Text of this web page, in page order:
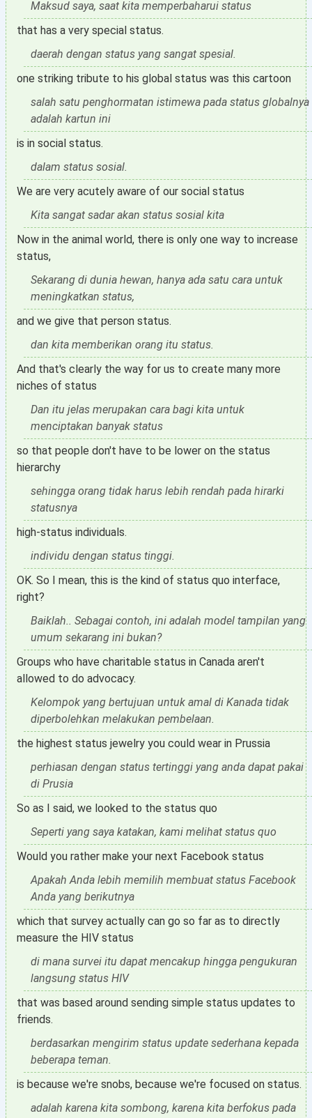
Maksud saya, saat kita memperbaharui status
that has a very special status.
daerah dengan status yang sangat spesial.
one striking tribute to his global status was this cartoon
salah satu penghormatan istimewa pada status globalnya
adalah kartun ini
is in social status.
dalam status sosial.
We are very acutely aware of our social status
Kita sangat sadar akan status sosial kita
Now in the animal world, there is only one way to increase
status,
Sekarang di dunia hewan, hanya ada satu cara untuk
meningkatkan status,
and we give that person status.
dan kita memberikan orang itu status.
And that's clearly the way for us to create many more
niches of status
Dan itu jelas merupakan cara bagi kita untuk
menciptakan banyak status
so that people don't have to be lower on the status
hierarchy
sehingga orang tidak harus lebih rendah pada hirarki
statusnya
high-status individuals.
individu dengan status tinggi.
OK. So I mean, this is the kind of status quo interface,
right?
Baiklah.. Sebagai contoh, ini adalah model tampilan yang
umum sekarang ini bukan?
Groups who have charitable status in Canada aren't
allowed to do advocacy.
Kelompok yang bertujuan untuk amal di Kanada tidak
diperbolehkan melakukan pembelaan.
the highest status jewelry you could wear in Prussia
perhiasan dengan status tertinggi yang anda dapat pakai
di Prusia
So as I said, we looked to the status quo
Seperti yang saya katakan, kami melihat status quo
Would you rather make your next Facebook status
Apakah Anda lebih memilih membuat status Facebook
Anda yang berikutnya
which that survey actually can go so far as to directly
measure the HIV status
di mana survei itu dapat mencakup hingga pengukuran
langsung status HIV
that was based around sending simple status updates to
friends.
berdasarkan mengirim status update sederhana kepada
beberapa teman.
is because we're snobs, because we're focused on status.
adalah karena kita sombong, karena kita berfokus pada